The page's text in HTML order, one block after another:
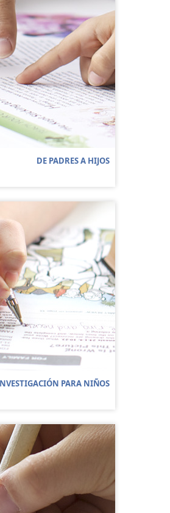
DE PADRES A HIJOS
PARA NIÑOS